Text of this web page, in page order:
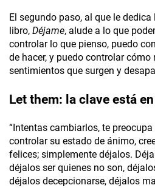
El segundo paso, al que le
libro, Déjame, alude a lo que
controlar lo que pienso, puedo
de hacer, y puedo controlar cómo
sentimientos que surgen y
Let them: la clave está
“Intentas cambiarlos, te
controlar su estado de ánimo,
felices; simplemente déjalos.
déjalos ser quienes no son,
déjalos decepcionarse, déjalos